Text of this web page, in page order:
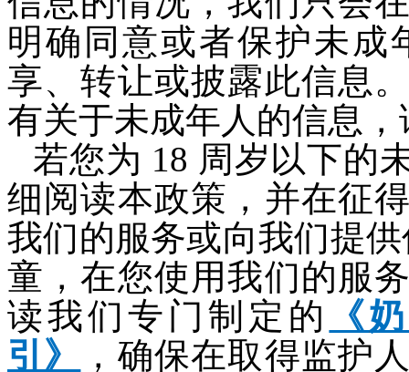
明确同意或者保护未成
享、转让或披露此信息
有关于未成年人的信息
若您为 18 周岁以下的
细阅读本政策，并在征
我们的服务或向我们提
童，在您使用我们的服
读我们专门制定的
《
引》
，确保在取得监护